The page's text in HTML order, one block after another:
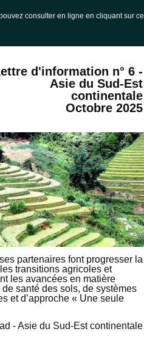
consulter en ligne en cliquant sur ce
d'information n° 6 -
Asie du Sud-Est
continentale
Octobre 2025
partenaires font progresser la
transitions agricoles et
les avancées en matière
santé des sols, de systèmes
et d’approche « Une seule
- Asie du Sud-Est continentale